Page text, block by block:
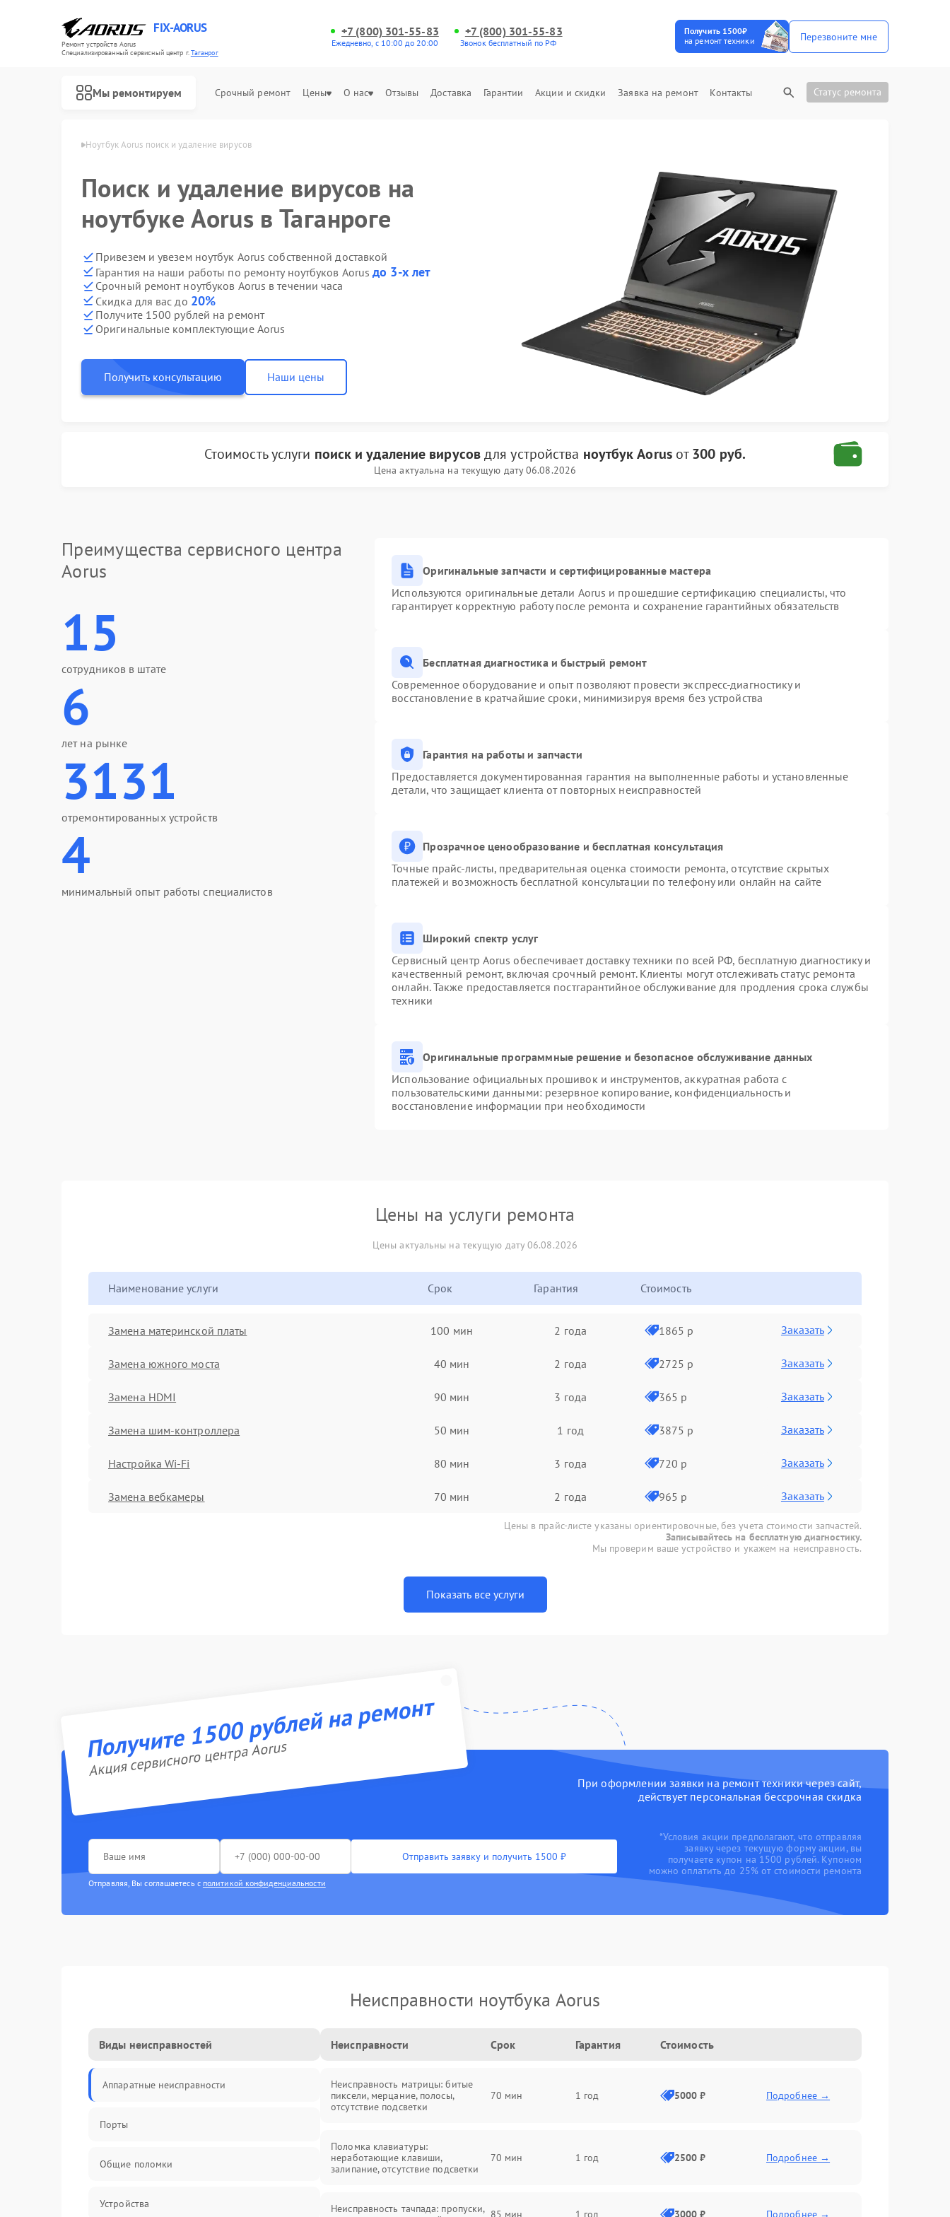
FIX-AORUS
Ремонт устройств Aorus
Специализированный cервисный центр г.Таганрог
+7 (800) 301-55-83
Ежедневно, с 10:00 до 20:00
+7 (800) 301-55-83
Звонок бесплатный по РФ
Получить 1500₽
на ремонт техники
Перезвоните мне
Мы ремонтируем Срочный ремонт Цены О нас Отзывы Доставка Гарантии Акции и скидки Заявка на ремонт Контакты Статус ремонта
Aorus в Таганроге Ноутбук Aorus поиск и удаление вирусов
Поиск и удаление вирусов на
ноутбуке Aorus в Таганроге
Привезем и увезем ноутбук Aorus собственной доставкой
Гарантия на наши работы по ремонту ноутбуков Aorusдо 3-х лет
Срочный ремонт ноутбуков Aorus в течении часа
Скидка для вас до 20%
Получите 1500 рублей на ремонт
Оригинальные комплектующие Aorus
Получить консультацию Наши цены
Стоимость услуги поиск и удаление вирусовдля устройства ноутбук Aorusот300 руб.
Цена актуальна на текущую дату 06.08.2026
Преимущества сервисного центра
Aorus
15
сотрудников в штате
6
лет на рынке
3131
отремонтированных устройств
4
минимальный опыт работы специалистов
Оригинальные запчасти и сертифицированные мастера
Используются оригинальные детали Aorus и прошедшие сертификацию специалисты, что
гарантирует корректную работу после ремонта и сохранение гарантийных обязательств
Бесплатная диагностика и быстрый ремонт
Современное оборудование и опыт позволяют провести экспресс-диагностику и
восстановление в кратчайшие сроки, минимизируя время без устройства
Гарантия на работы и запчасти
Предоставляется документированная гарантия на выполненные работы и установленные
детали, что защищает клиента от повторных неисправностей
Прозрачное ценообразование и бесплатная консультация
Точные прайс-листы, предварительная оценка стоимости ремонта, отсутствие скрытых
платежей и возможность бесплатной консультации по телефону или онлайн на сайте
Широкий спектр услуг
Сервисный центр Aorus обеспечивает доставку техники по всей РФ, бесплатную диагностику и
качественный ремонт, включая срочный ремонт. Клиенты могут отслеживать статус ремонта
онлайн. Также предоставляется постгарантийное обслуживание для продления срока службы
техники
Оригинальные программные решение и безопасное обслуживание данных
Использование официальных прошивок и инструментов, аккуратная работа с
пользовательскими данными: резервное копирование, конфиденциальность и
восстановление информации при необходимости
Цены на услуги ремонта
Цены актуальны на текущую дату 06.08.2026
Наименование услуги Срок Гарантия Стоимость
Замена материнской платы 100 мин 2 года 1865 р Заказать
Замена южного моста 40 мин 2 года 2725 р Заказать
Замена HDMI 90 мин 3 года 365 р Заказать
Замена шим-контроллера 50 мин 1 год 3875 р Заказать
Настройка Wi-Fi 80 мин 3 года 720 р Заказать
Замена вебкамеры 70 мин 2 года 965 р Заказать
Цены в прайс-листе указаны ориентировочные, без учета стоимости запчастей.
Записывайтесь на бесплатную диагностику.
Мы проверим ваше устройство и укажем на неисправность.
Показать все услуги
Получите 1500 рублей на ремонт
Акция сервисного центра Aorus
При оформлении заявки на ремонт техники через сайт,
действует персональная бессрочная скидка
Отправить заявку и получить 1500 ₽
Отправляя, Вы соглашаетесь с политикой конфиденциальности
*Условия акции предполагают, что отправляя
заявку через текущую форму акции, вы
получаете купон на 1500 рублей. Купоном
можно оплатить до 25% от стоимости ремонта
Неисправности ноутбука Aorus
Виды неисправностей
Аппаратные неисправности
Порты
Общие поломки
Устройства
Неисправности Срок Гарантия Стоимость
Неисправность матрицы: битые
пиксели, мерцание, полосы,
отсутствие подсветки
70 мин 1 год 5000 ₽ Подробнее →
Поломка клавиатуры:
неработающие клавиши,
залипание, отсутствие подсветки
70 мин 1 год 2500 ₽ Подробнее →
Неисправность тачпада: пропуски, 85 мин 1 год 3000 ₽ Подробнее →